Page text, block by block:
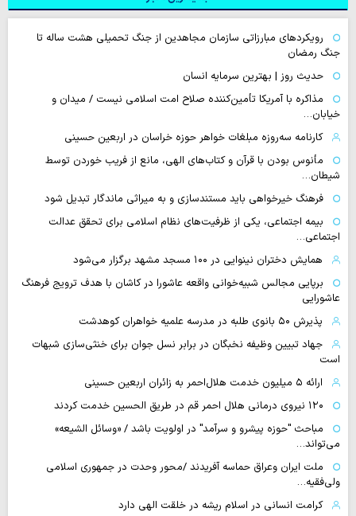
رویکردهای مبارزاتی سازمان مجاهدین از جنگ تحمیلی هشت ساله تا
جنگ رمضان
حدیث روز | بهترین سرمایه انسان
مذاکره با آمریکا تأمین‌کننده صلاح امت اسلامی نیست / میدان و
خیابان…
کارنامه سه‌روزه مبلغات خواهر حوزه خراسان در اربعین حسینی
مأنوس بودن با قرآن و کتاب‌های الهی، مانع از فریب خوردن توسط
شیطان…
فرهنگ خیرخواهی باید مستندسازی و به میراثی ماندگار تبدیل شود
بیمه اجتماعی، یکی از ظرفیت‌های نظام اسلامی برای تحقق عدالت
اجتماعی…
همایش دختران نینوایی در ۱۰۰ مسجد مشهد برگزار می‌شود
برپایی مجالس شبیه‌خوانی واقعه عاشورا در کاشان با هدف ترویج فرهنگ
عاشورایی
پذیرش ۵۰ بانوی طلبه در مدرسه علمیه خواهران کوهدشت
جهاد تبیین وظیفه نخبگان در برابر نسل جوان برای خنثی‌سازی شبهات
است
ارائه ۵ میلیون خدمت هلال‌احمر به زائران اربعین حسینی
۱۲۰ نیروی درمانی هلال احمر قم در طریق الحسین خدمت کردند
مباحث "حوزه پیشرو و سرآمد" در اولویت باشد / «وسائل الشیعه»
می‌تواند…
ملت ایران وعراق حماسه آفریدند /محور وحدت در جمهوری اسلامی
ولی‌فقیه…
کرامت انسانی در اسلام ریشه در خلقت الهی دارد